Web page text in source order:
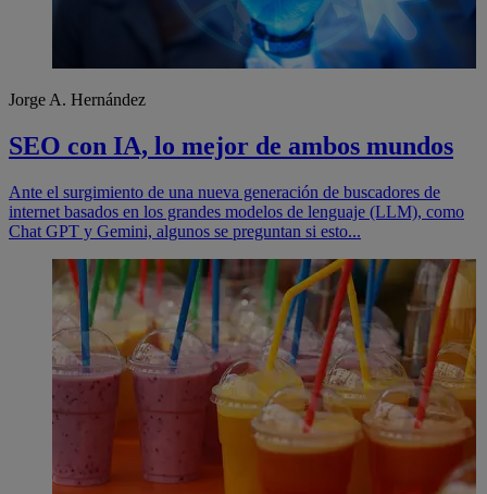
Jorge A. Hernández
SEO con IA, lo mejor de ambos mundos
Ante el surgimiento de una nueva generación de buscadores de
internet basados en los grandes modelos de lenguaje (LLM), como
Chat GPT y Gemini, algunos se preguntan si esto...